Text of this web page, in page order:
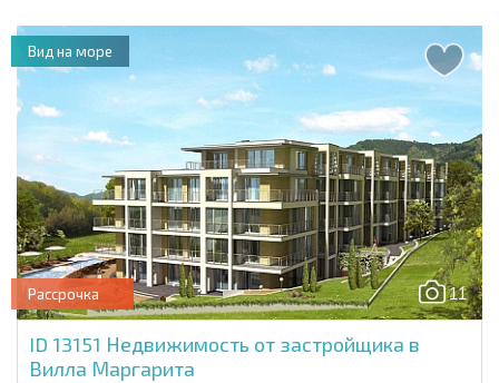
11
Рассрочка
ID 13151 Недвижимость от застройщика в
Вилла Маргарита
Вид на море